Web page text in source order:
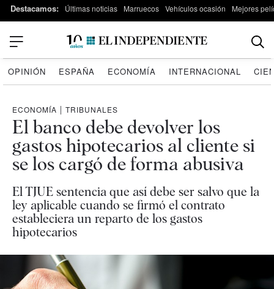
Destacamos: Últimas noticias Marruecos Vehículos ocasión Mejores
OPINIÓN ESPAÑA ECONOMÍA INTERNACIONAL
ECONOMÍA | TRIBUNALES
El banco debe devolver los
gastos hipotecarios al cliente si
se los cargó de forma abusiva
El TJUE sentencia que así debe ser salvo que la
ley aplicable cuando se firmó el contrato
estableciera un reparto de los gastos
hipotecarios